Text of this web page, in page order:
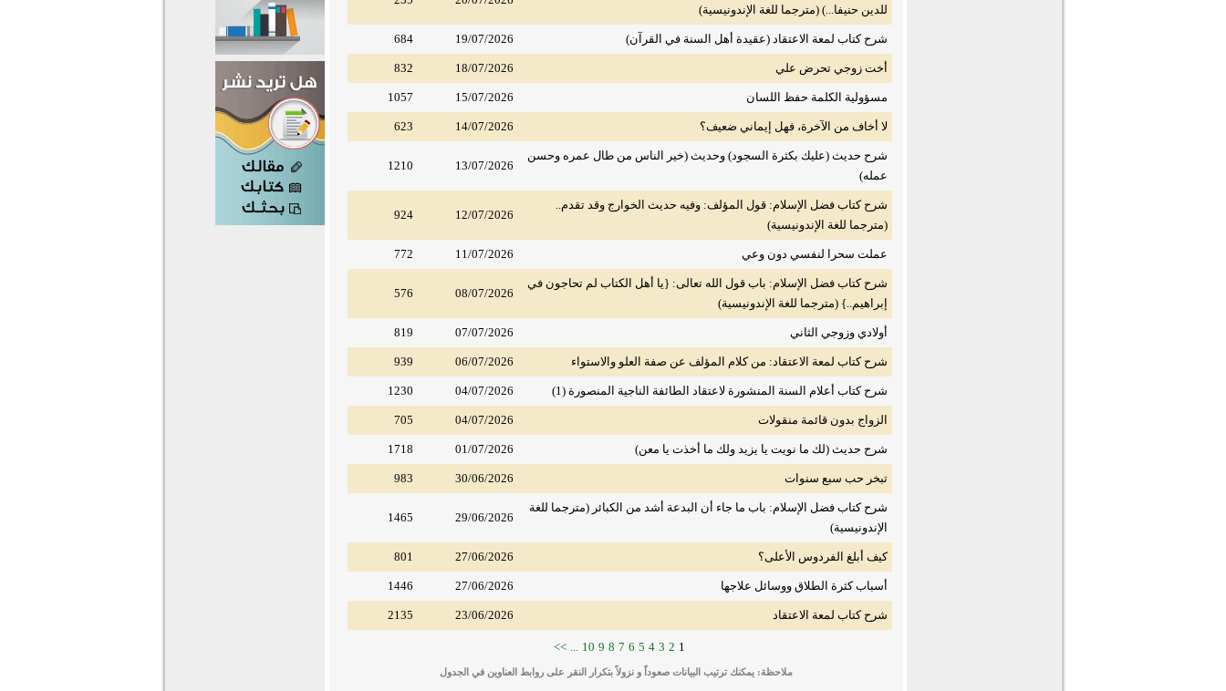
للدين حنيفا...) (مترجما للغة الإندونيسية)
شرح كتاب لمعة الاعتقاد (عقيدة أهل السنة في القرآن) 19/07/2026
684
أخت زوجي تحرض علي 18/07/2026
832
مسؤولية الكلمة حفظ اللسان 15/07/2026
1057
لا أخاف من الآخرة، فهل إيماني ضعيف؟ 14/07/2026
623
شرح حديث (عليك بكثرة السجود) وحديث (خير الناس من طال عمره وحسن
عمله)
13/07/2026
1210
شرح كتاب فضل الإسلام: قول المؤلف: وفيه حديث الخوارج وقد تقدم..
(مترجما للغة الإندونيسية)
12/07/2026
924
عملت سحرا لنفسي دون وعي 11/07/2026
772
شرح كتاب فضل الإسلام: باب قول الله تعالى: {يا أهل الكتاب لم تحاجون في
إبراهيم..} (مترجما للغة الإندونيسية)
08/07/2026
576
أولادي وزوجي الثاني 07/07/2026
819
شرح كتاب لمعة الاعتقاد: من كلام المؤلف عن صفة العلو والاستواء 06/07/2026
939
شرح كتاب أعلام السنة المنشورة لاعتقاد الطائفة الناجية المنصورة (1) 04/07/2026
1230
الزواج بدون قائمة منقولات 04/07/2026
705
شرح حديث (لك ما نويت يا يزيد ولك ما أخذت يا معن) 01/07/2026
1718
تبخر حب سبع سنوات 30/06/2026
983
شرح كتاب فضل الإسلام: باب ما جاء أن البدعة أشد من الكبائر (مترجما للغة
الإندونيسية)
29/06/2026
1465
كيف أبلغ الفردوس الأعلى؟ 27/06/2026
801
أسباب كثرة الطلاق ووسائل علاجها 27/06/2026
1446
شرح كتاب لمعة الاعتقاد 23/06/2026
2135
1
2
3
4
5
6
7
8
9
10
>>
ملاحظة: يمكنك ترتيب البيانات صعوداً و نزولاً بتكرار النقر على روابط العناوين في الجدول